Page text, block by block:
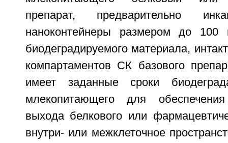
препарат, предварительно
наноконтейнеры размером до
биодеградируемого материала,
компартаментов СК базового
имеет заданные сроки
млекопитающего для обеспечения
выхода белкового или
внутри- или межклеточное